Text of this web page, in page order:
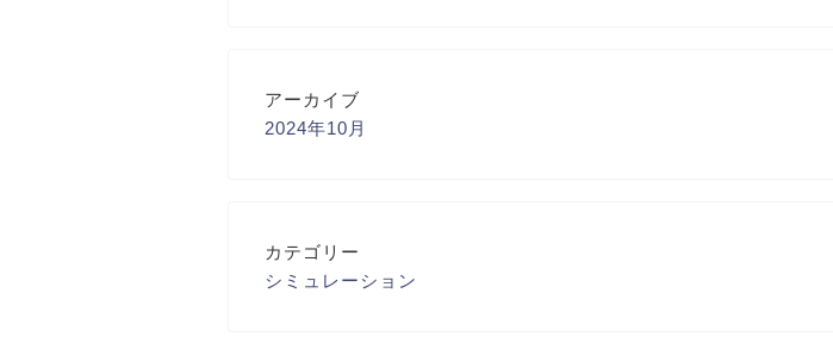
アーカイブ
2024年10月
カテゴリー
シミュレーション